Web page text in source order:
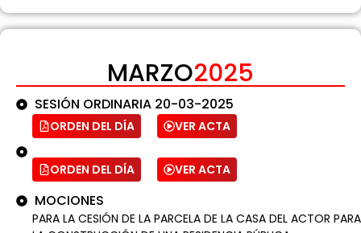
MARZO2025
SESIÓN ORDINARIA 20-03-2025
ORDEN DEL DÍA VER ACTA
ORDEN DEL DÍA VER ACTA
MOCIONES
PARA LA CESIÓN DE LA PARCELA DE LA CASA DEL ACTOR PARA